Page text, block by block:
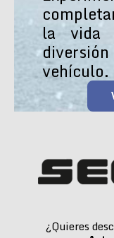
la vida
vehículo.
¿Quieres